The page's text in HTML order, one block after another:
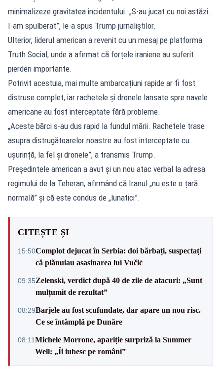
minimalizeze gravitatea incidentului. „S-au jucat cu noi astăzi.
I-am spulberat”, le-a spus Trump jurnaliștilor.
Ulterior, liderul american a revenit cu un mesaj pe platforma
Truth Social, unde a afirmat că forțele iraniene au suferit
pierderi importante.
Potrivit acestuia, mai multe ambarcațiuni rapide ar fi fost
distruse complet, iar rachetele și dronele lansate spre navele
americane au fost interceptate fără probleme.
„Aceste bărci s-au dus rapid la fundul mării. Rachetele trase
asupra distrugătoarelor noastre au fost interceptate cu
ușurință, la fel și dronele”, a transmis Trump.
Președintele american a avut și un nou atac verbal la adresa
regimului de la Teheran, afirmând că Iranul „nu este o țară
normală” și că este condus de „lunatici”.
CITEȘTE ȘI
15:50Complot dejucat în Serbia: doi bărbați, suspectați
că plănuiau asasinarea lui Vučić
09:35Zelenski, verdict după 40 de zile de atacuri: „Sunt
mulțumit de rezultat”
08:29Barjele au fost scufundate, dar apare un nou risc.
Ce se întâmplă pe Dunăre
08:11Michele Morrone, apariție surpriză la Summer
Well: „Îi iubesc pe români”